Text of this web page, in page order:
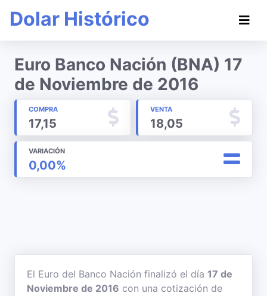
Dolar Histórico
Euro Banco Nación (BNA) 17
de Noviembre de 2016
COMPRA
17,15
VENTA
18,05
VARIACIÓN
0,00%
El Euro del Banco Nación finalizó el día 17 de
Noviembre de 2016 con una cotización de